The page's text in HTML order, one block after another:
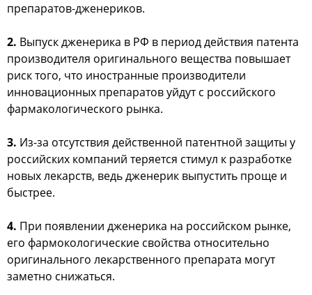
препаратов-дженериков.
2. Выпуск дженерика в РФ в период действия патента
производителя оригинального вещества повышает
риск того, что иностранные производители
инновационных препаратов уйдут с российского
фармакологического рынка.
3. Из-за отсутствия действенной патентной защиты у
российских компаний теряется стимул к разработке
новых лекарств, ведь дженерик выпустить проще и
быстрее.
4. При появлении дженерика на российском рынке,
его фармокологические свойства относительно
оригинального лекарственного препарата могут
заметно снижаться.